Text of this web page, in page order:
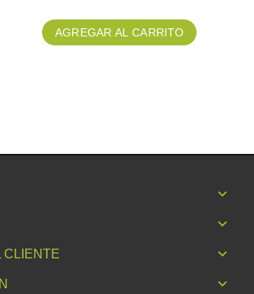
AGREGAR AL CARRITO
CLIENTE